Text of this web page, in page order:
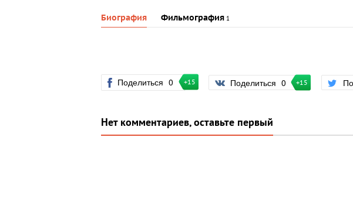
Биография Фильмография 1
Поделиться 0 +15 Поделиться 0 +15
Нет комментариев, оставьте первый